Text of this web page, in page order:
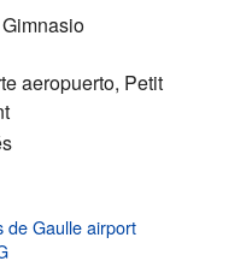
aeropuerto, Petit
de Gaulle airport